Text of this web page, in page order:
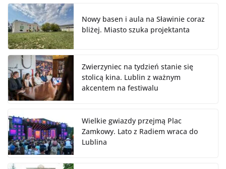
Nowy basen i aula na Sławinie coraz
bliżej. Miasto szuka projektanta
Zwierzyniec na tydzień stanie się
stolicą kina. Lublin z ważnym
akcentem na festiwalu
Wielkie gwiazdy przejmą Plac
Zamkowy. Lato z Radiem wraca do
Lublina